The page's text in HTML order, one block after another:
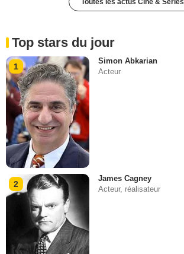
Top stars du jour
1
Simon Abkarian
Acteur
2
James Cagney
Acteur, réalisateur